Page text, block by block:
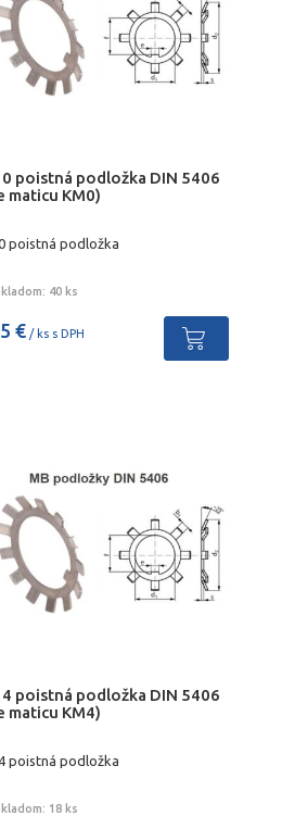
0 poistná podložka DIN 5406
maticu KM0)
poistná podložka
40 ks
€ / ks s DPH
4 poistná podložka DIN 5406
maticu KM4)
poistná podložka
18 ks